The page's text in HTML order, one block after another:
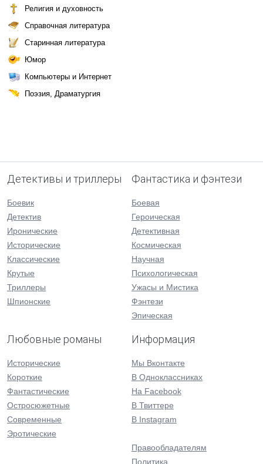
Религия и духовность
Справочная литература
Старинная литература
Юмор
Компьютеры и Интернет
Поэзия, Драматургия
Детективы и триллеры
Боевик
Детектив
Иронические
Исторические
Классические
Крутые
Триллеры
Шпионские
Фантастика и фэнтези
Боевая
Героическая
Детективная
Космическая
Научная
Психологическая
Ужасы и Мистика
Фэнтези
Эпическая
Любовные романы
Исторические
Короткие
Фантастические
Остросюжетные
Современные
Эротические
Информация
Мы Вконтакте
В Одноклассниках
На Facebook
В Твиттере
В Instagram
Правообладателям
Политика